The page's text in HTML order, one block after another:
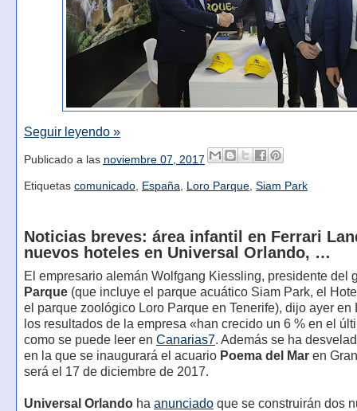
Seguir leyendo »
Publicado a las noviembre 07, 2017
Etiquetas comunicado, España Loro Parque, Siam Park
Noticias breves: área infantil en Ferrari
nuevos hoteles en Universal Orlando, …
El empresario alemán Wolfgang Kiessling, presidente del
Parque(que incluye el parque acuático Siam Park, el
el parque zoológico Loro Parque en Tenerife), dijo ayer en
los resultados de la empresa «han crecido un 6 % en el
como se puede leer en Canarias7. Además se ha
en la que se inaugurará el acuario Poema del Maren
será el 17 de diciembre de 2017.
Universal Orlandoha anunciadoque se construirán dos